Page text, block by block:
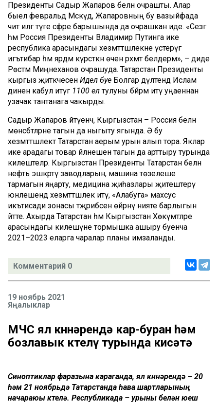
Президенты Садыр Жапаров белән очрашты. Алар
быел февральдә Мәскәүдә, Жапаровның бу вазыйфада
чит илгә тәүге сәфәре барышында да очрашкан иде. «Сезгә
һәм Россия Президенты Владимир Путинга ике
республика арасындагы хезмәттәшлекне үстерүгә
игътибар һәм ярдәм күрсәткән өчен рәхмәт белдерәм», – диде
Рөстәм Миңнеханов очрашуда. Татарстан Президенты
кыргыз җитәкчесен Идел буе Болгар дәүләтендә Ислам
динен кабул итүгә 1100 елтулуны бәйрәм итү уңаеннан
узачак тантанага чакырды.
Садыр Жапаров әйтүенчә, Кыргызстан – Россия белән
мөнәсәбәтләрне тагын да ныгыту ягында. Ә бу
хезмәттәшлектә Татарстан аерым урын алып тора. Яклар
ике арадагы товар әйләнешен тагын да арттыру турында
килештеләр. Кыргызстан Президенты Татарстан белән
нефть эшкәртү заводларын, машина төзелеше
тармагын яңарту, медицина җиһазлары җитештерү
юнәлешендә хезмәттәшлек итү, «Алабуга» махсус
икътисади зонасы тәҗрибәсен өйрәнү нияте барлыгын
әйтте. Ахырда Татарстан һәм Кыргызстан Хөкүмәтләре
арасындагы килешүне тормышка ашыру буенча
2021–2023 еларга чаралар планы имзаланды.
Комментарий 0
19 ноябрь 2021
Яңалыклар
МЧС ял көннәрендә кар-буран һәм
бозлавык көтелү турында кисәтә
Синоптиклар фаразына караганда, ял көннәрендә – 20
һәм 21 ноябрьдә Татарстанда һава шартларының
начараюы көтелә. Республикада – урыны белән юеш